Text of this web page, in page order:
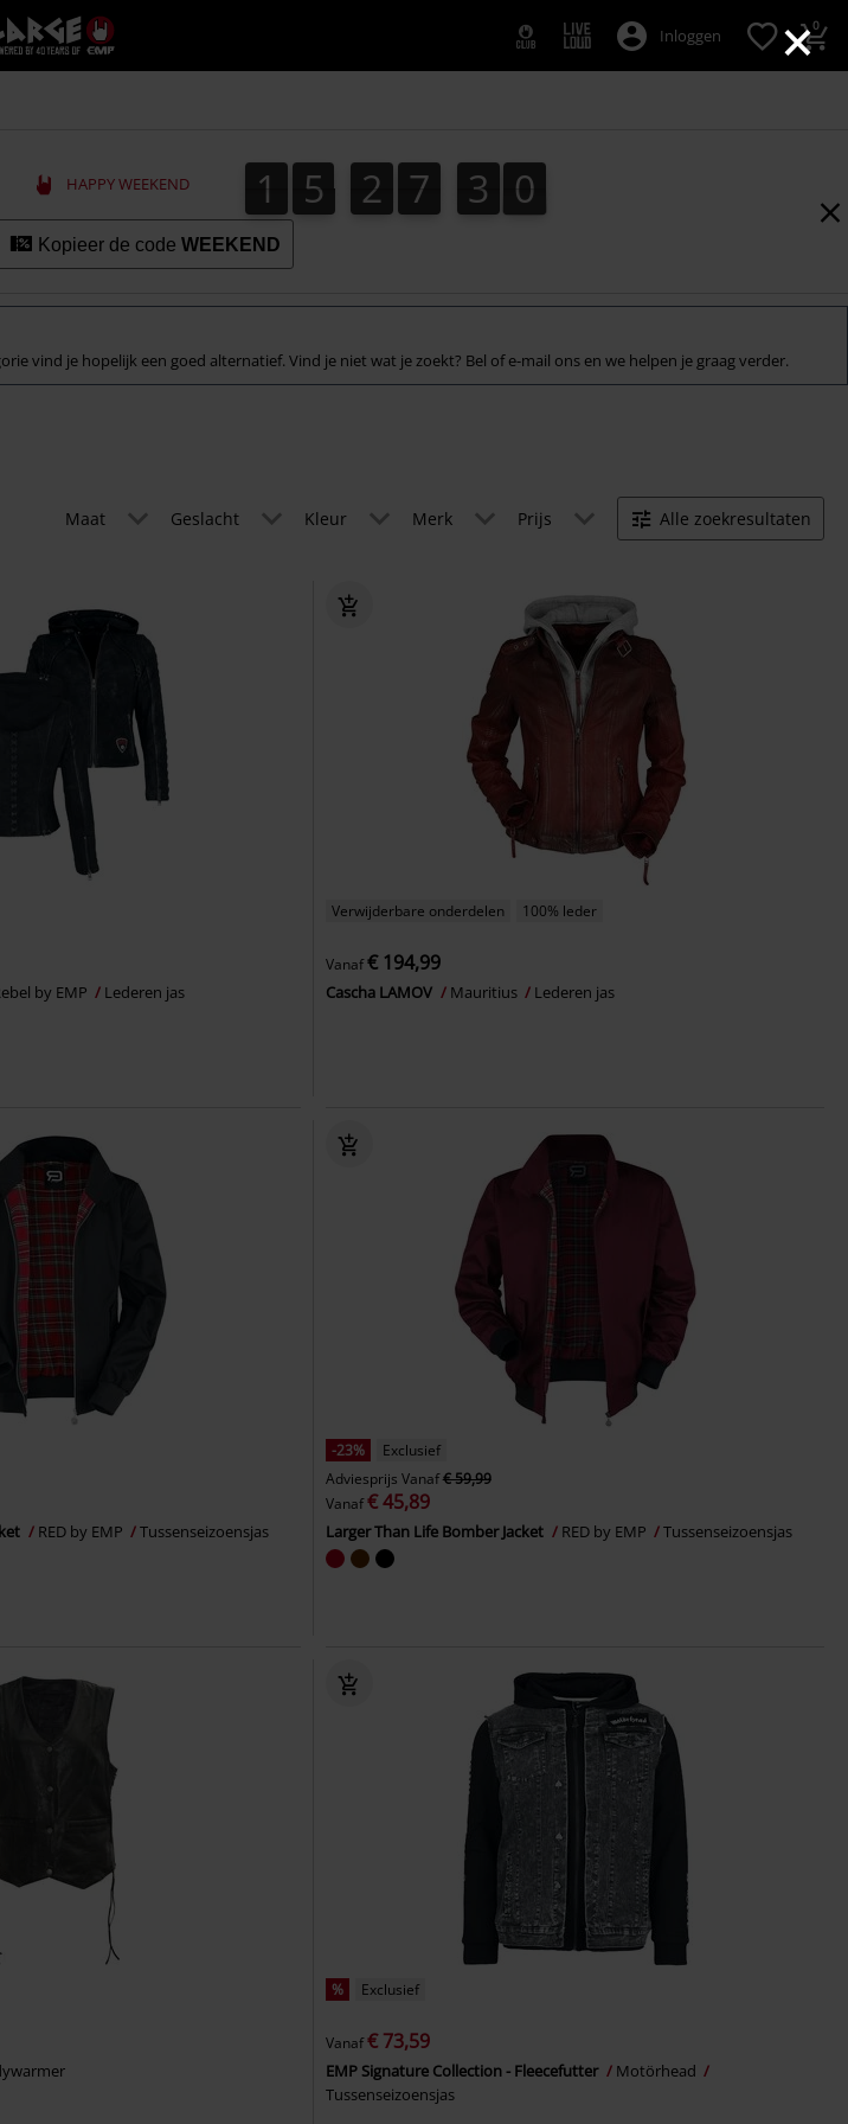
×
Large
–
Muziek-,
+
kleding
Inloggen 0
HAPPY WEEKEND 1
1 5
5 2
2 7
7 2
3
2
3 8
9
8
0
9
Kopieer de code WEEKEND
vind je hopelijk een goed alternatief. Vind je niet wat je zoekt? Bel of e-mail ons en we helpen je graag verder.
Maat Geslacht Kleur Merk Prijs Alle zoekresultaten
by EMP Lederen jas
Verwijderbare onderdelen 100% leder
Vanaf€ 194,99
Cascha LAMOV Mauritius Lederen jas
RED by EMP Tussenseizoensjas
-23%
Exclusief
Adviesprijs Vanaf€ 59,99
Vanaf€ 45,89
Larger Than Life Bomber Jacket RED by EMP Tussenseizoensjas
% Exclusief
Vanaf€ 73,59
EMP Signature Collection - Fleecefutter
Motörhead
Tussenseizoensjas